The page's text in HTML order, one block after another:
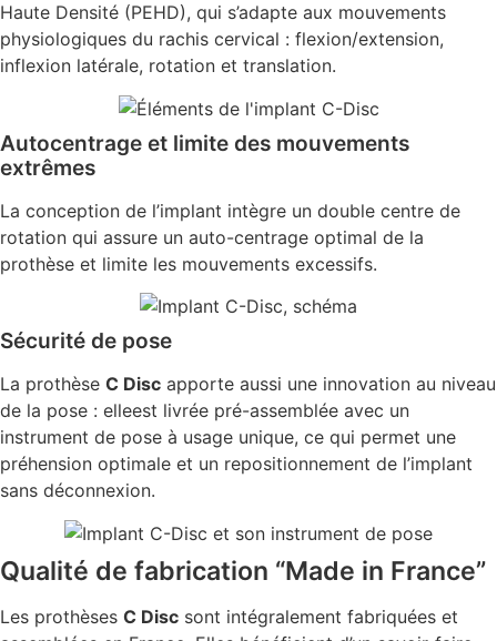
Haute Densité (PEHD), qui s’adapte aux mouvements
physiologiques du rachis cervical : flexion/extension,
inflexion latérale, rotation et translation.
Autocentrage et limite des mouvements
extrêmes
La conception de l’implant intègre un double centre de
rotation qui assure un auto-centrage optimal de la
prothèse et limite les mouvements excessifs.
Sécurité de pose
La prothèse C Disc apporte aussi une innovation au niveau
de la pose : elleest livrée pré-assemblée avec un
instrument de pose à usage unique, ce qui permet une
préhension optimale et un repositionnement de l’implant
sans déconnexion.
Qualité de fabrication “Made in France”
Les prothèses C Disc sont intégralement fabriquées et